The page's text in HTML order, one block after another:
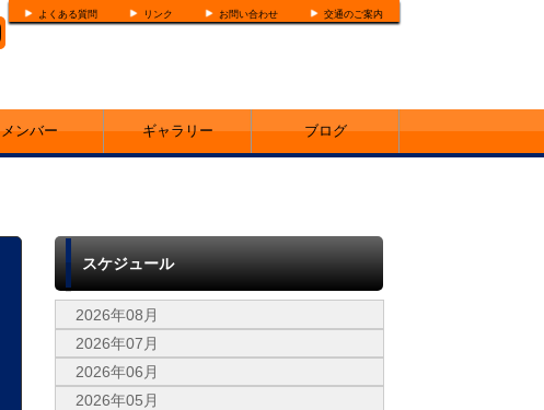
よくある質問 リンク お問い合わせ 交通のご案内
メンバー ギャラリー ブログ
スケジュール
2026年08月
2026年07月
2026年06月
2026年05月